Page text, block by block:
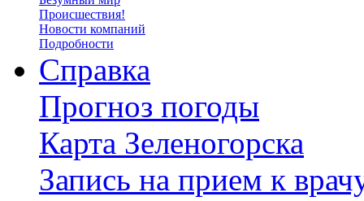
Происшествия!
Новости компаний
Подробности
Справка
Прогноз погоды
Карта Зеленогорска
Запись на прием к